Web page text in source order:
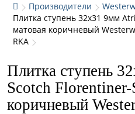
Производители
Плитка ступень 32x31 9мм
матовая коричневый
RKA
Плитка ступень
Scotch Florentiner-
коричневый